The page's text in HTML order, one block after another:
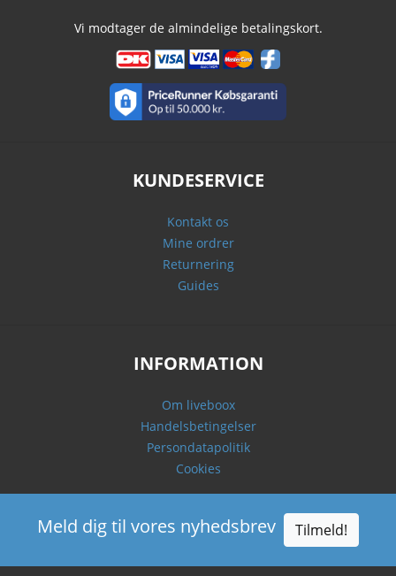
Vi modtager de almindelige betalingskort.
KUNDESERVICE
Kontakt os
Mine ordrer
Returnering
Guides
INFORMATION
Om liveboox
Handelsbetingelser
Persondatapolitik
Cookies
Meld dig til vores nyhedsbrev Tilmeld!